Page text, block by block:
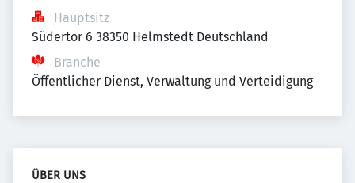
Hauptsitz
Südertor 6 38350 Helmstedt Deutschland
Branche
Öffentlicher Dienst, Verwaltung und Verteidigung
ÜBER UNS